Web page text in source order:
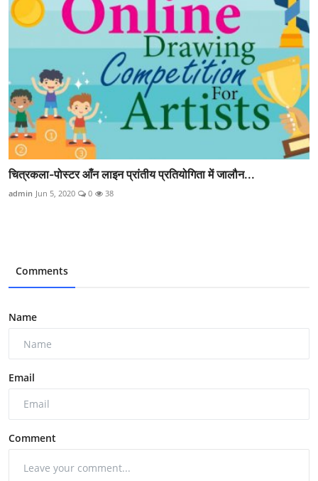
चित्रकला-पोस्टर आँन लाइन प्रांतीय प्रतियोगिता में जालौन...
admin Jun 5, 2020 0 38
Comments
Name
Email
Comment